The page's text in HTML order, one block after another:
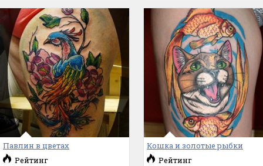
Павлин в цветах
Рейтинг
Кошка и золотые рыбки
Рейтинг